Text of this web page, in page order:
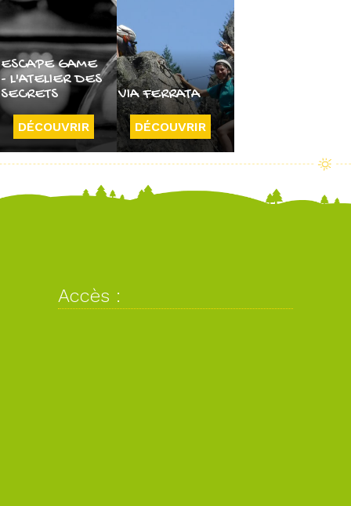
ESCAPE GAME
- L'ATELIER DES
SECRETS
DÉCOUVRIR
VIA FERRATA
DÉCOUVRIR
Accès :